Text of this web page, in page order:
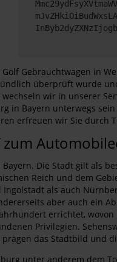
Gebrauchtwagen in
überprüft wurde
wir in unserer
in Bayern unterwegs
erfreuen wir Sie durch
Die Stadt gilt als
Reich und dem
als auch
aber auch ein
errichtet,
Privilegien.
das Stadtbild und
unter anderem dem